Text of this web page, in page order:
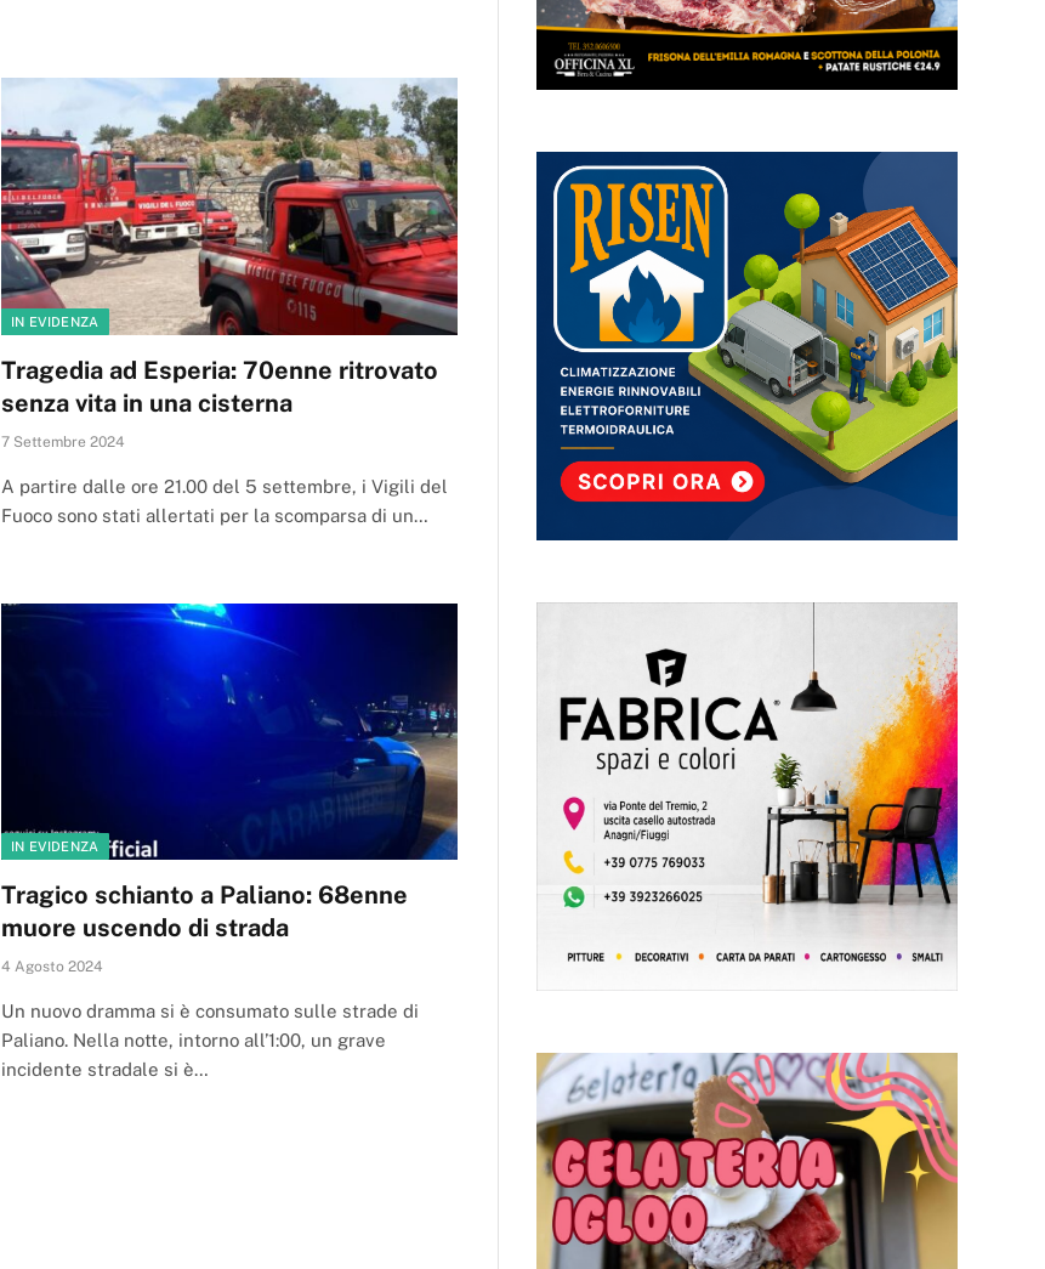
IN EVIDENZA
Tragedia ad Esperia: 70enne ritrovato
senza vita in una cisterna
7 Settembre 2024
A partire dalle ore 21.00 del 5 settembre, i Vigili del
Fuoco sono stati allertati per la scomparsa di un…
IN EVIDENZA
Tragico schianto a Paliano: 68enne
muore uscendo di strada
4 Agosto 2024
Un nuovo dramma si è consumato sulle strade di
Paliano. Nella notte, intorno all’1:00, un grave
incidente stradale si è…